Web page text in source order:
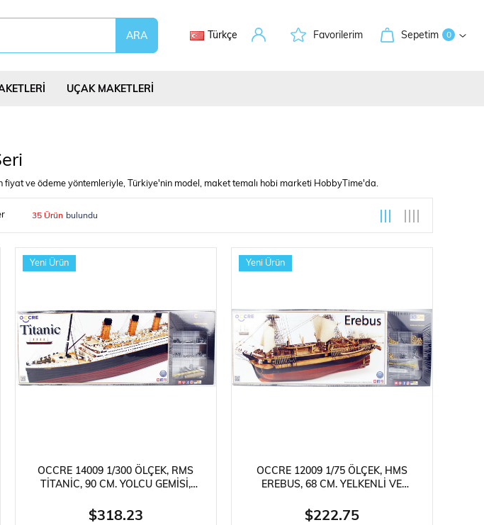
Türkçe Sepetim 0
Favorilerim
Yap Bozlar Bilim Deney Setleri
Teknik Serisi Faller Basic Series
UÇAK MAKETLERİ
fiyat ve ödeme yöntemleriyle, Türkiye'nin model, maket temalı hobi marketi HobbyTime'da.
35 Ürün
OCCRE 14009 1/300 ÖLÇEK, RMS
TITANIC, 90 CM. YOLCU GEMISI,
$318.23
Yeni Ürün
OCCRE 12009 1/75 ÖLÇEK, HMS
EREBUS, 68 CM. YELKENLI VE
MODEL KITI
$222.75
Yeni Ürün